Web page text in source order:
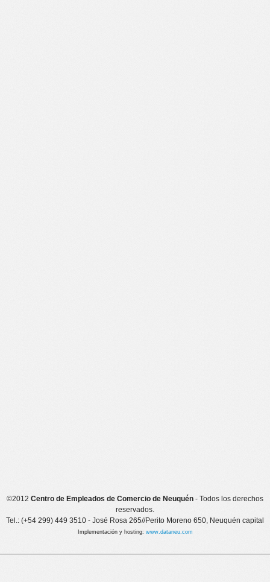
©2012 Centro de Empleados de Comercio de Neuquén - Todos los derechos
reservados.
Tel.: (+54 299) 449 3510 - José Rosa 265//Perito Moreno 650, Neuquén capital
Implementación y hosting: www.dataneu.com